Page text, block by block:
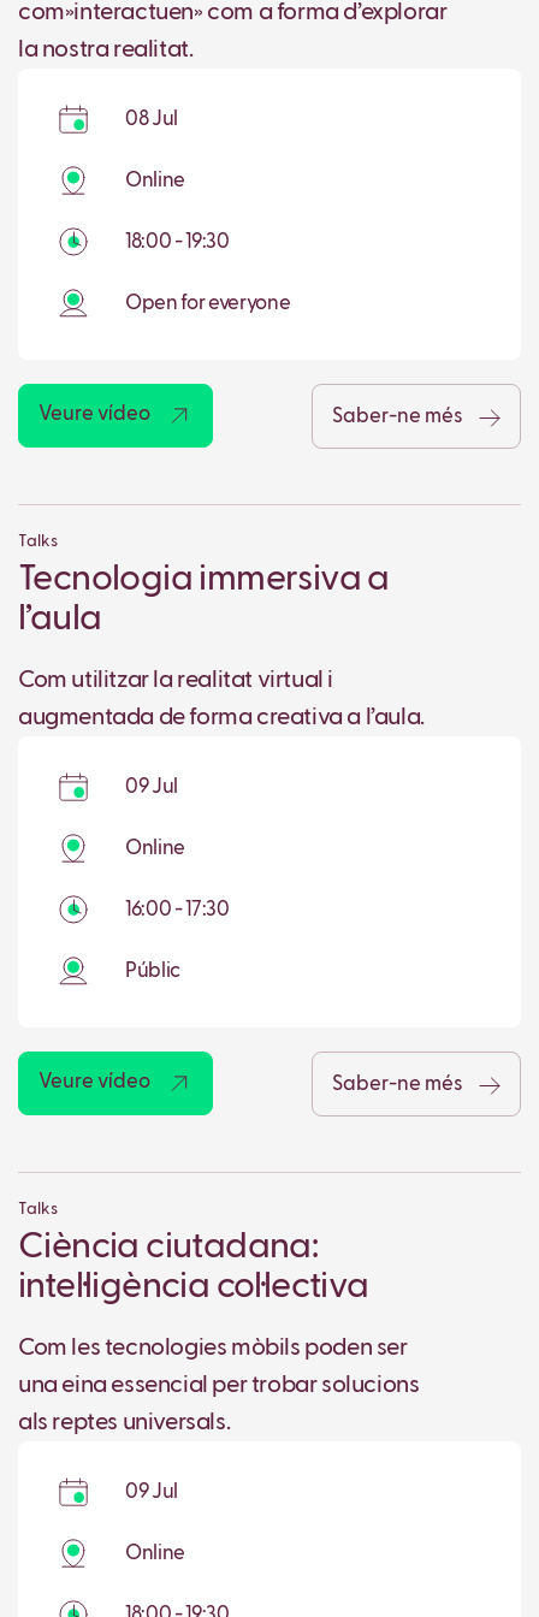
com»interactuen» com a forma d’explorar
la nostra realitat.
08 Jul
Online
18:00 - 19:30
Open for everyone
Veure vídeo Saber-ne més
Talks
Tecnologia immersiva a
l’aula
Com utilitzar la realitat virtual i
augmentada de forma creativa a l’aula.
09 Jul
Online
16:00 - 17:30
Públic
Veure vídeo Saber-ne més
Talks
Ciència ciutadana:
intel·ligència col·lectiva
Com les tecnologies mòbils poden ser
una eina essencial per trobar solucions
als reptes universals.
09 Jul
Online